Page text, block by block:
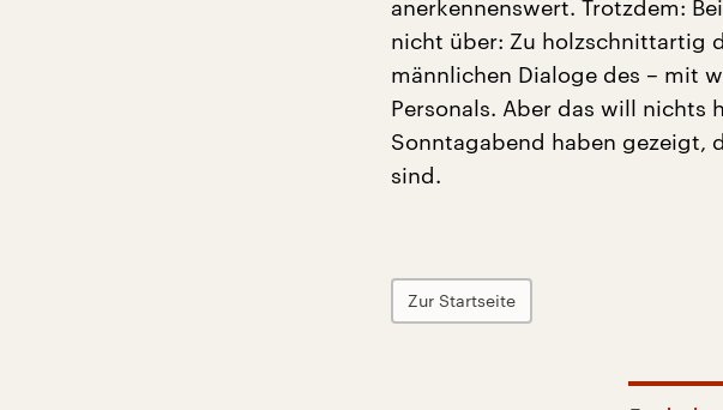
anerkennenswert. Trotzdem:
nicht über: Zu holzschnittartig
männlichen Dialoge des – mit
Personals. Aber das will nichts
Sonntagabend haben gezeigt,
sind.
Zur Startseite